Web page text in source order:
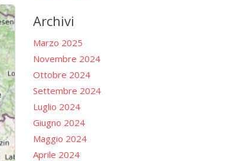
Archivi
Marzo 2025
Novembre 2024
Ottobre 2024
Settembre 2024
Luglio 2024
Giugno 2024
Maggio 2024
Aprile 2024